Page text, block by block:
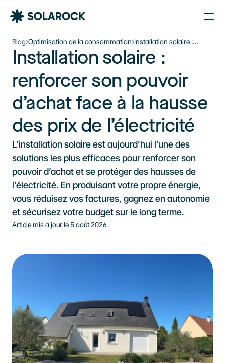
Nos Agences
Nos Installations
À propos
Blog
À propos de Solarock
Nos produits
‍01 89 71 71 48
J’estime mon projet
Blog Optimisation de la consommation Installation solaire :
renforcer son pouvoir
d’achat face à la hausse
des prix de l’électricité
Installation solaire :
renforcer son pouvoir
d’achat face à la hausse
des prix de l’électricité
L’installation solaire est aujourd’hui l’une des
solutions les plus efficaces pour renforcer son
pouvoir d’achat et se protéger des hausses de
l’électricité. En produisant votre propre énergie,
vous réduisez vos factures, gagnez en autonomie
et sécurisez votre budget sur le long terme.
Article mis à jour le 5 août 2026
Le plein d’énergie solaire
dans votre boîte mail
Je souhaite m’inscrire à la newsletter
S'inscrire à la newsletter